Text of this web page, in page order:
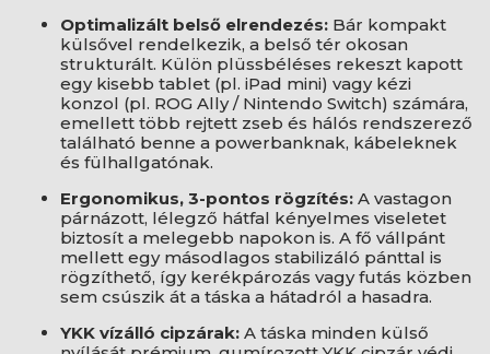
Optimalizált belső elrendezés: Bár kompakt
külsővel rendelkezik, a belső tér okosan
strukturált. Külön plüssbéléses rekeszt kapott
egy kisebb tablet (pl. iPad mini) vagy kézi
konzol (pl. ROG Ally / Nintendo Switch) számára,
emellett több rejtett zseb és hálós rendszerező
található benne a powerbanknak, kábeleknek
és fülhallgatónak.
Ergonomikus, 3-pontos rögzítés: A vastagon
párnázott, lélegző hátfal kényelmes viseletet
biztosít a melegebb napokon is. A fő vállpánt
mellett egy másodlagos stabilizáló pánttal is
rögzíthető, így kerékpározás vagy futás közben
sem csúszik át a táska a hátadról a hasadra.
YKK vízálló cipzárak: A táska minden külső